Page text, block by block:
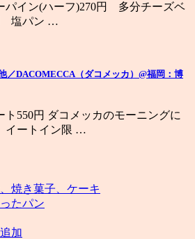
パイン(ハーフ)270円 多分チーズベ
塩パン …
／DACOMECCA（ダコメッカ）@福岡：博
ト550円 ダコメッカのモーニングに
イートイン限 …
焼き菓子、ケーキ
たパン
加